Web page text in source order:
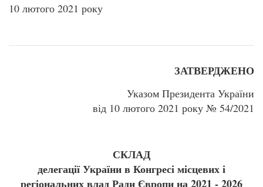
10 лютого 2021 року
ЗАТВЕРДЖЕНО
Указом Президента України
від 10 лютого 2021 року № 54/2021
СКЛАД
делегації України в Конгресі місцевих і
регіональних влад Ради Європи на 2021 - 2026